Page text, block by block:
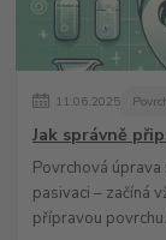
11.06.2025
Jak správně
Povrchová úprava
pasivaci – začíná
přípravou